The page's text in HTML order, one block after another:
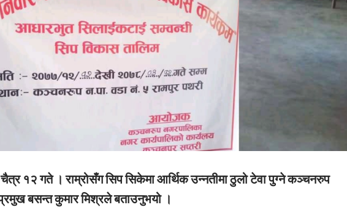
१२ गते । राम्रोसँग सिप सिकेमा आर्थिक उन्नतीमा ठुलो टेवा पुग्ने कञ्चनरुप
बसन्त कुमार मिश्रले बताउनुभयो ।